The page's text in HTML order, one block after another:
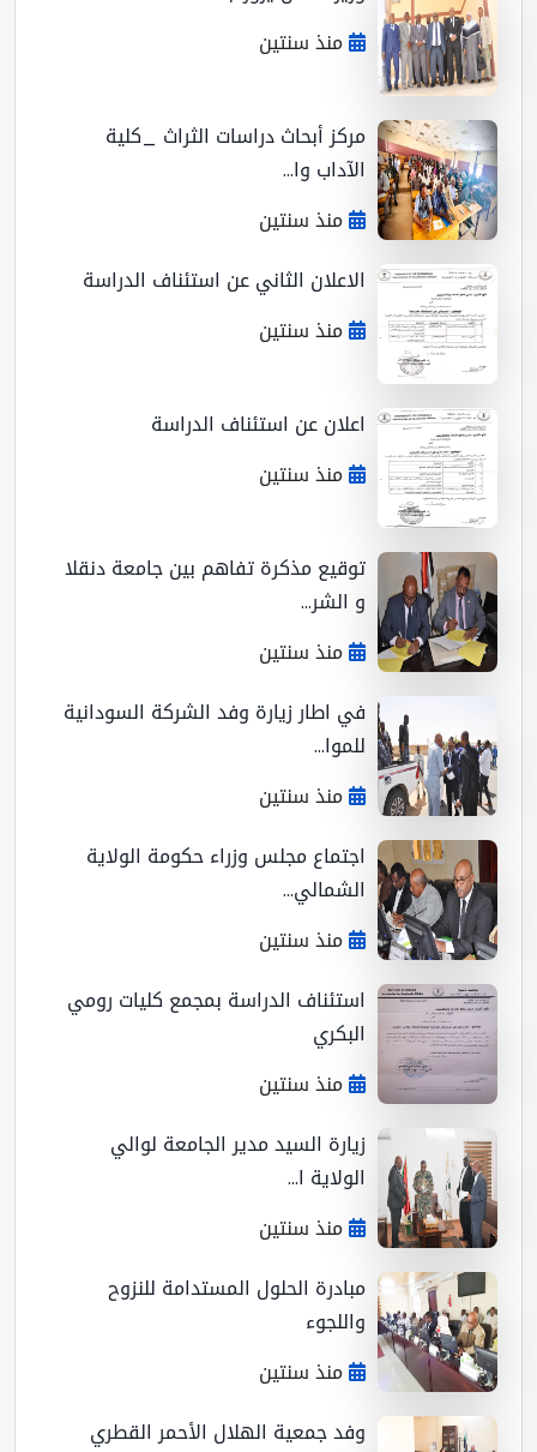
منذ سنتين
مركز أبحاث دراسات الثراث _كلية
الآداب وا...
منذ سنتين
الاعلان الثاني عن استئناف الدراسة
منذ سنتين
اعلان عن استئناف الدراسة
منذ سنتين
توقيع مذكرة تفاهم بين جامعة دنقلا
و الشر...
منذ سنتين
في اطار زيارة وفد الشركة السودانية
للموا...
منذ سنتين
اجتماع مجلس وزراء حكومة الولاية
الشمالي...
منذ سنتين
استئناف الدراسة بمجمع كليات رومي
البكري
منذ سنتين
زيارة السيد مدير الجامعة لوالي
الولاية ا...
منذ سنتين
مبادرة الحلول المستدامة للنزوح
واللجوء
منذ سنتين
وفد جمعية الهلال الأحمر القطري